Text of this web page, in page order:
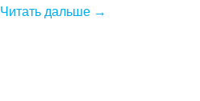
Читать дальше →